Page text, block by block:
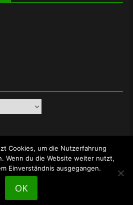
Dungeon. Alle Rechte vorbehalten.
ThemeGrill. Bereitgestellt von
WordPress
Cookies, um die Nutzerfahrung
Wenn du die Website weiter nutzt,
Einverständnis ausgegangen.
OK